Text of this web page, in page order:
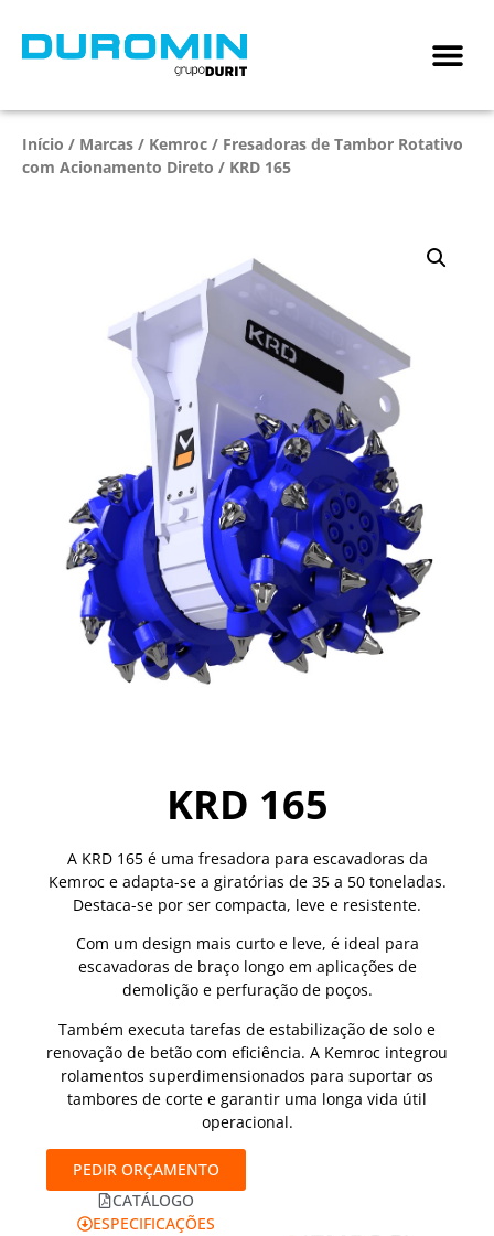
Início / Marcas / Kemroc / Fresadoras de Tambor Rotativo
com Acionamento Direto / KRD 165
KRD 165
A KRD 165 é uma fresadora para escavadoras da
Kemroc e adapta-se a giratórias de 35 a 50 toneladas.
Destaca-se por ser compacta, leve e resistente.
Com um design mais curto e leve, é ideal para
escavadoras de braço longo em aplicações de
demolição e perfuração de poços.
Também executa tarefas de estabilização de solo e
renovação de betão com eficiência. A Kemroc integrou
rolamentos superdimensionados para suportar os
tambores de corte e garantir uma longa vida útil
operacional.
PEDIR ORÇAMENTO
CATÁLOGO
ESPECIFICAÇÕES